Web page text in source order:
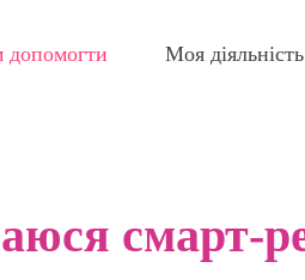
Моя діяльність
смарт-